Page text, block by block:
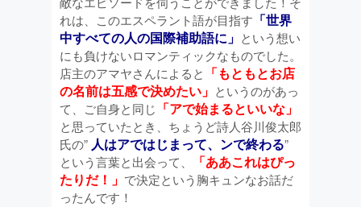
れは、このエスペラント語が目指す 「世界
中すべての人の国際補助語に」 という想い
にも負けないロマンティックなものでした。
店主のアマヤさんによると 「もともとお店
の名前は五感で決めたい」 というのがあっ
て、ご自身と同じ 「アで始まるといいな」
と思っていたとき、ちょうど詩人谷川俊太郎
氏の” 人はアではじまって、ンで終わる”
という言葉と出会って、
「ああこれはぴっ
たりだ！」 で決定という胸キュンなお話だ
ったんです！